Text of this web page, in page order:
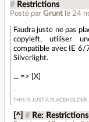
# Restrictions
Posté par Grunt le 24
Faudra juste ne pas
copyleft, utiliser
compatible avec IE
Silverlight.
... => [X]
THIS IS JUST A
[^] # Re: Restrictions